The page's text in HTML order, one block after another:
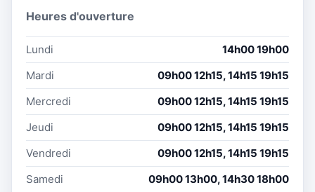
Heures d'ouverture
Lundi
14h00 19h00
Mardi
09h00 12h15, 14h15 19h15
Mercredi
09h00 12h15, 14h15 19h15
Jeudi
09h00 12h15, 14h15 19h15
Vendredi
09h00 12h15, 14h15 19h15
Samedi
09h00 13h00, 14h30 18h00